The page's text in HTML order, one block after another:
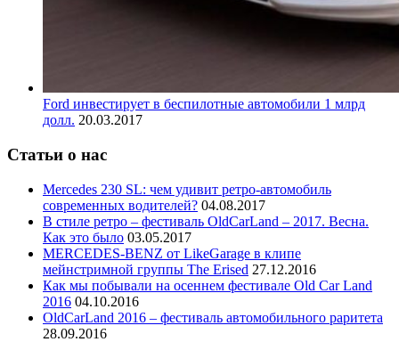
Ford инвестирует в беспилотные автомобили 1 млрд
долл. 20.03.2017
Статьи о нас
Mercedes 230 SL: чем удивит ретро-автомобиль
современных водителей? 04.08.2017
В стиле ретро – фестиваль OldCarLand – 2017. Весна.
Как это было 03.05.2017
MERCEDES-BENZ от LikeGarage в клипе
мейнстримной группы The Erised 27.12.2016
Как мы побывали на осеннем фестивале Old Car Land
2016 04.10.2016
OldCarLand 2016 – фестиваль автомобильного раритета
28.09.2016